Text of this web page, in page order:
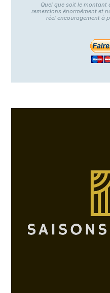
Quel que soit le montant
remercions énormément et
réel encouragement à